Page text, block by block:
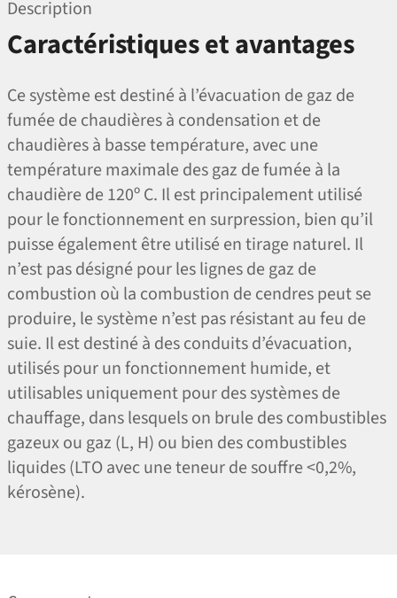
Description
Caractéristiques et avantages
Ce système est destiné à l’évacuation de gaz de
fumée de chaudières à condensation et de
chaudières à basse température, avec une
température maximale des gaz de fumée à la
chaudière de 120º C. Il est principalement utilisé
pour le fonctionnement en surpression, bien qu’il
puisse également être utilisé en tirage naturel. Il
n’est pas désigné pour les lignes de gaz de
combustion où la combustion de cendres peut se
produire, le système n’est pas résistant au feu de
suie. Il est destiné à des conduits d’évacuation,
utilisés pour un fonctionnement humide, et
utilisables uniquement pour des systèmes de
chauffage, dans lesquels on brule des combustibles
gazeux ou gaz (L, H) ou bien des combustibles
liquides (LTO avec une teneur de souffre <0,2%,
kérosène).